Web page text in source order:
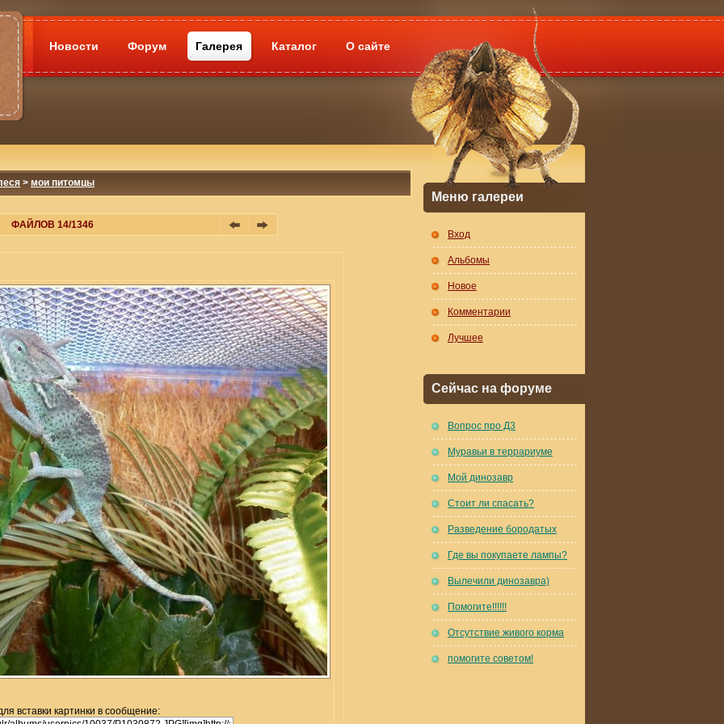
Новости Форум Галерея Каталог О сайте
> мои питомцы
ФАЙЛОВ 14/1346
вставки картинки в сообщение:
Меню галереи
Вход
Альбомы
Новое
Комментарии
Лучшее
Сейчас на форуме
Вопрос про Д3
Муравьи в террариуме
Мой динозавр
Стоит ли спасать?
Разведение бородатых
Где вы покупаете лампы?
Вылечили динозавра)
Помогите!!!!!!
Отсутствие живого корма
помогите советом!